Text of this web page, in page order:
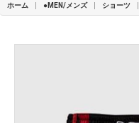
ホーム ●MEN/メンズ ショーツ